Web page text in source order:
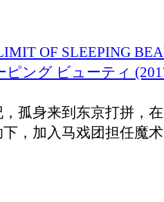
OF SLEEPING
ピング ビューティ
孤身来到东京打拼，
，加入马戏团担任魔